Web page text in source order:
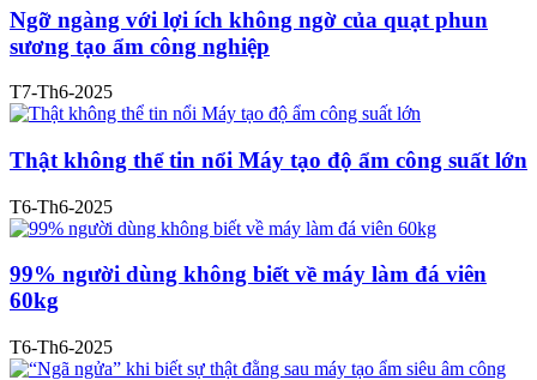
Ngỡ ngàng với lợi ích không ngờ của quạt phun
sương tạo ẩm công nghiệp
T7-Th6-2025
Thật không thể tin nổi Máy tạo độ ẩm công suất lớn
T6-Th6-2025
99% người dùng không biết về máy làm đá viên
60kg
T6-Th6-2025